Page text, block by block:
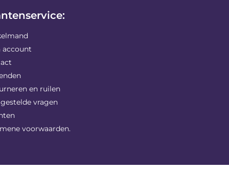
account
en ruilen
vragen
voorwaarden.